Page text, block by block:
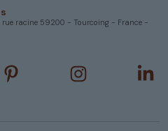
racine 59200 - Tourcoing - France -